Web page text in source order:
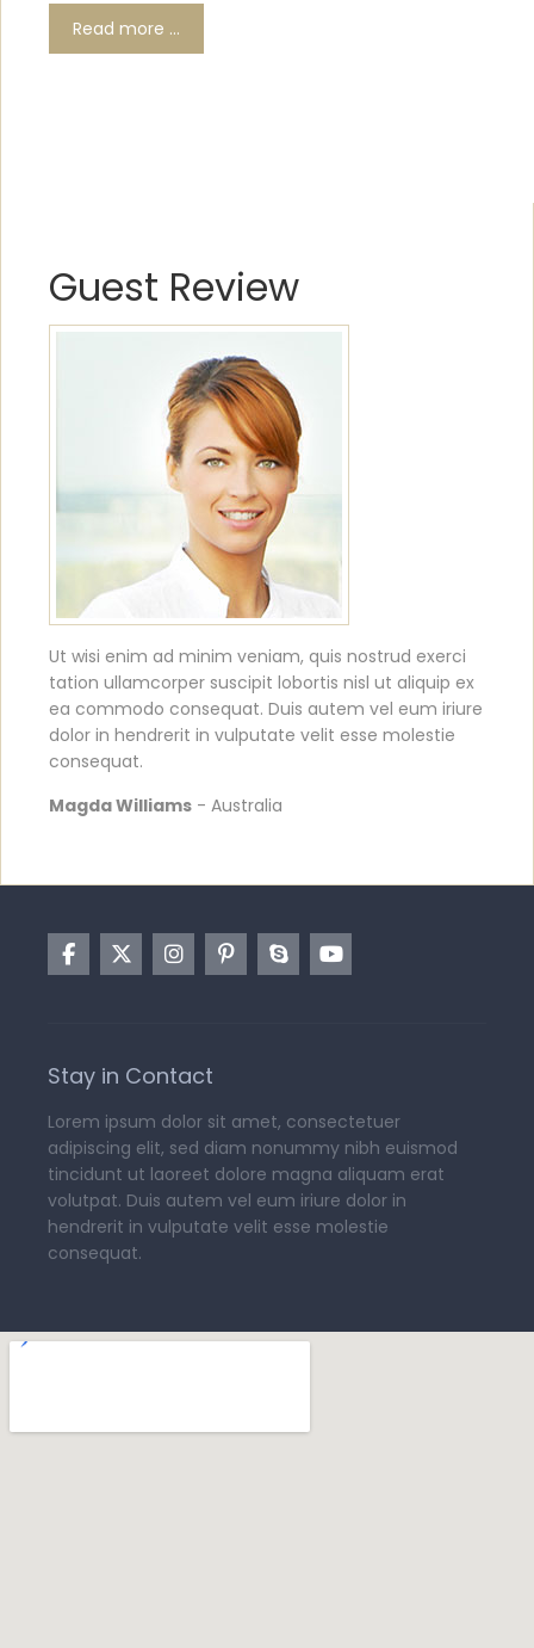
Read more …
Guest Review
Ut wisi enim ad minim veniam, quis nostrud exerci
tation ullamcorper suscipit lobortis nisl ut aliquip ex
ea commodo consequat. Duis autem vel eum iriure
dolor in hendrerit in vulputate velit esse molestie
consequat.
Magda Williams - Australia
Stay in Contact
Lorem ipsum dolor sit amet, consectetuer
adipiscing elit, sed diam nonummy nibh euismod
tincidunt ut laoreet dolore magna aliquam erat
volutpat. Duis autem vel eum iriure dolor in
hendrerit in vulputate velit esse molestie
consequat.